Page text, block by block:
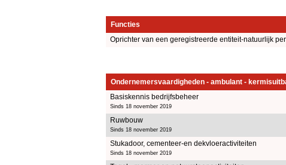
Functies
Oprichter van een geregistreerde entiteit-natuurlijk
Ondernemersvaardigheden - ambulant -
Basiskennis bedrijfsbeheer
Sinds 18 november 2019
Ruwbouw
Sinds 18 november 2019
Stukadoor, cementeer-en dekvloeractiviteiten
Sinds 18 november 2019